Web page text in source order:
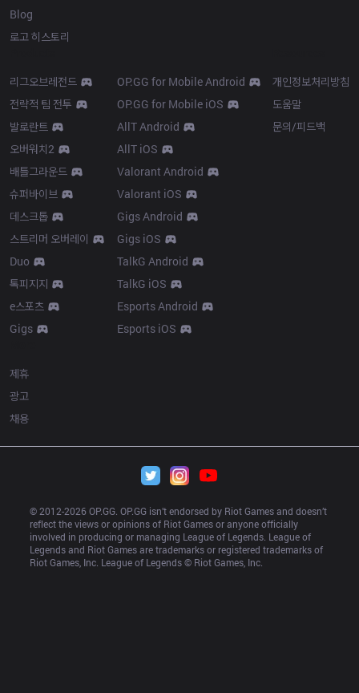
Blog
로고 히스토리
리그오브레전드
전략적 팀 전투
발로란트
오버워치2
배틀그라운드
슈퍼바이브
데스크톱
스트리머 오버레이
Duo
톡피지지
e스포츠
Gigs
OP.GG for Mobile Android
OP.GG for Mobile iOS
AllT Android
AllT iOS
Valorant Android
Valorant iOS
Gigs Android
Gigs iOS
TalkG Android
TalkG iOS
Esports Android
Esports iOS
개인정보처리방침
도움말
문의/피드백
제휴
광고
채용
© 2012-2026 OP.GG. OP.GG isn’t endorsed by Riot Games and doesn’t
reflect the views or opinions of Riot Games or anyone officially
involved in producing or managing League of Legends. League of
Legends and Riot Games are trademarks or registered trademarks of
Riot Games, Inc. League of Legends © Riot Games, Inc.